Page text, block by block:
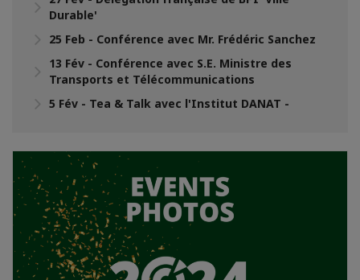
Durable'
25 Feb - Conférence avec Mr. Frédéric Sanchez
13 Fév - Conférence avec S.E. Ministre des
Transports et Télécommunications
5 Fév - Tea & Talk avec l'Institut DANAT -